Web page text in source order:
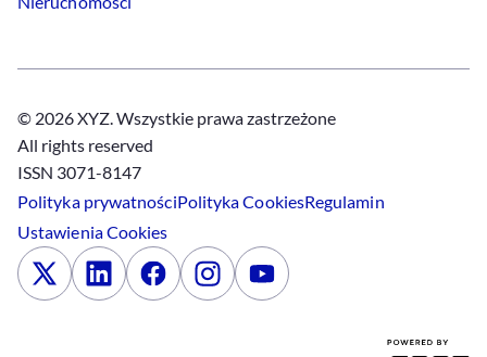
© 2026 XYZ. Wszystkie prawa zastrzeżone
All rights reserved
ISSN 3071-8147
Polityka prywatnościPolitykaCookiesRegulamin
UstawieniaCookies
x LinkedinFacebookInstagramYoutube